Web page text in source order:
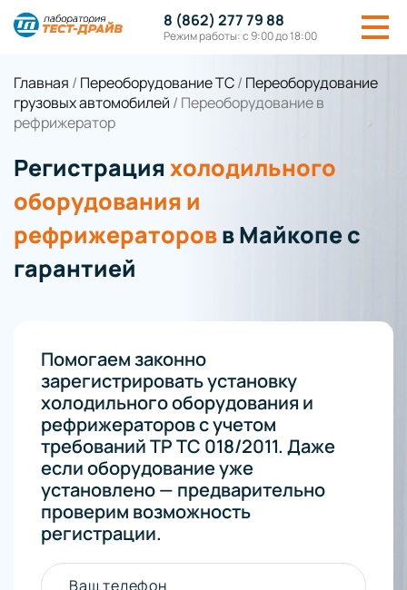
8 (862) 277 79 88
Режим работы: с 9:00 до 18:00
Главная / Переоборудование ТС/ Переоборудование
грузовых автомобилей / Переоборудование в
рефрижератор
Регистрация холодильного
оборудования и
рефрижераторовв Майкопе с
гарантией
Помогаем законно
зарегистрировать установку
холодильного оборудования и
рефрижераторов с учетом
требований ТР ТС 018/2011. Даже
если оборудование уже
установлено — предварительно
проверим возможность
регистрации.
Ваш телефон